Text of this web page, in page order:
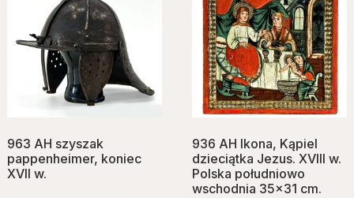
963 AH szyszak
pappenheimer, koniec
XVII w.
936 AH Ikona, Kąpiel
dzieciątka Jezus. XVIII w.
Polska południowo
wschodnia 35×31 cm.